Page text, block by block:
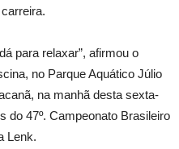
para relaxar”, afirmou o
no Parque Aquático Júlio
na manhã desta sexta-
do 47º. Campeonato Brasileiro
Lenk.